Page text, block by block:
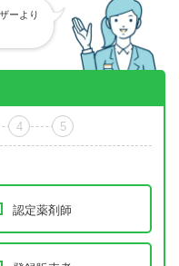
ーより
4 5
認定薬剤師